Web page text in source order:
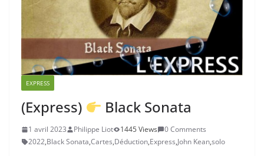
EXPRESS
(Express) Black Sonata
1 avril 2023 Philippe Liot 1445 Views
0 Comments
2022,Black Sonata,Cartes,Déduction,Express,John Kean,solo